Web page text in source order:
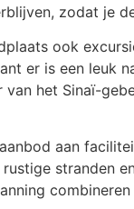
zodat je
ook
er is een leuk
het Sinaï-
aan
stranden